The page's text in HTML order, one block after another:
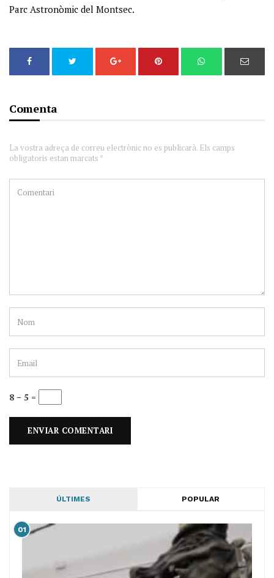
Parc Astronòmic del Montsec.
Comenta
La vostra adreça de correu electrònic no es publicarà. Els camps
obligatoris estan marcats *
8 − 5 =
ÚLTIMES POPULAR
01